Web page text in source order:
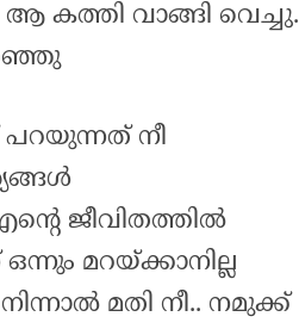
കത്തി വാങ്ങി വെച്ചു.
പറയുന്നത് നീ
ജീവിതത്തിൽ
മറയ്ക്കാനില്ല
മതി നീ.. നമുക്ക്